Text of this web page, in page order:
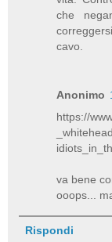
che
cavo.
Anonimo
https://
va bene
ooops...
Rispondi